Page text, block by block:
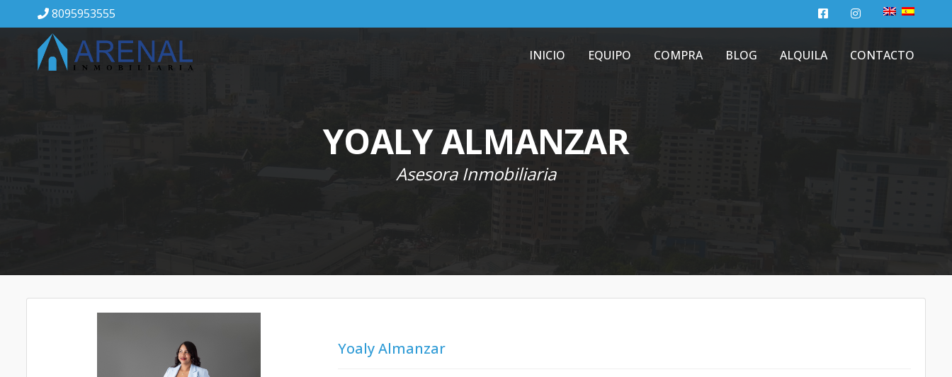
8095953555
INICIO EQUIPO COMPRA BLOG ALQUILA CONTACTO
YOALY ALMANZAR
Asesora Inmobiliaria
Yoaly Almanzar